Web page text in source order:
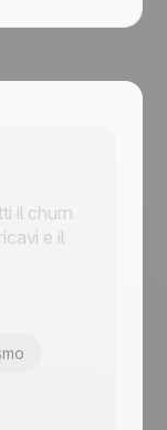
il churn
e il